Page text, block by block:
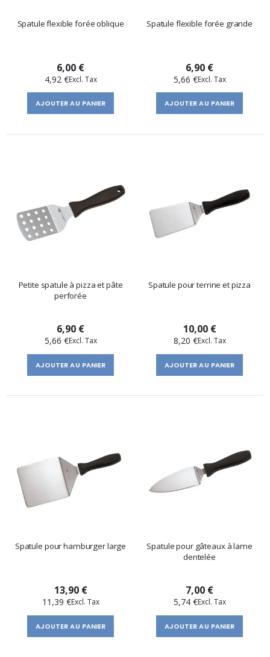
Spatule flexible forée oblique
6,00 €
4,92 €
AJOUTER AU PANIER
Spatule flexible forée grande
6,90 €
5,66 €
AJOUTER AU PANIER
Petite spatule à pizza et pâte
perforée
6,90 €
5,66 €
AJOUTER AU PANIER
Spatule pour terrine et pizza
10,00 €
8,20 €
AJOUTER AU PANIER
Spatule pour hamburger large
13,90 €
11,39 €
AJOUTER AU PANIER
Spatule pour gâteaux à lame
dentelée
7,00 €
5,74 €
AJOUTER AU PANIER